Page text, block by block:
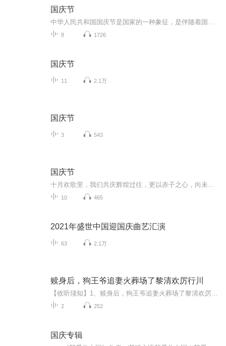
国庆节
8 1726
国庆节
11 2.1万
国庆节
3 543
国庆节
10 465
2021年盛世中国迎国庆曲艺汇演
63 2.1万
赎身后，狗王爷追妻火葬场了黎清欢厉行川
2 252
国庆专辑